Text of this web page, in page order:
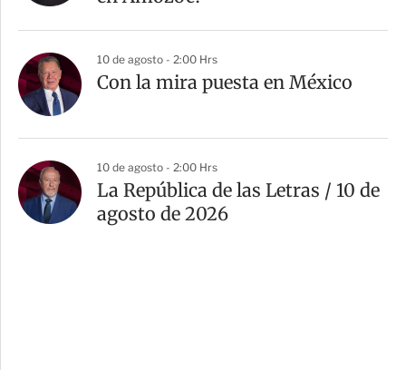
10 de agosto - 2:00 Hrs
Con la mira puesta en México
10 de agosto - 2:00 Hrs
La República de las Letras / 10 de
agosto de 2026